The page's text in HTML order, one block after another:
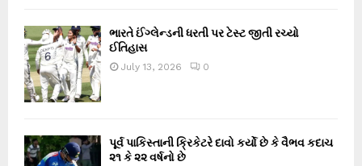
ભારતે ઈંગ્લેન્ડની ધરતી પર ટેસ્ટ જીતી રચ્યો
ઈતિહાસ
July 13, 2026 0
પૂર્વ પાકિસ્તાની ક્રિકેટરે દાવો કર્યો છે કે વૈભવ કદાચ
૨૧ કે ૨૨ વર્ષનો છે